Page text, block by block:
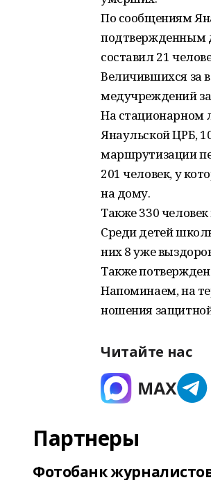
По сообщениям
подтвержденным
составил 21
Величившихся за
медучреждений
На стационарном
Янаульской ЦРБ,
маршрутизации
201 человек, у
на дому.
Также 330
Среди детей
них 8 уже
Также потвержден
Напоминаем, на
ношения
Читайте нас
Партнеры
Фотобанк